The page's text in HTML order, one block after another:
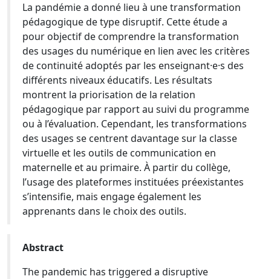
La pandémie a donné lieu à une transformation
pédagogique de type disruptif. Cette étude a
pour objectif de comprendre la transformation
des usages du numérique en lien avec les critères
de continuité adoptés par les enseignant·e·s des
différents niveaux éducatifs. Les résultats
montrent la priorisation de la relation
pédagogique par rapport au suivi du programme
ou à l’évaluation. Cependant, les transformations
des usages se centrent davantage sur la classe
virtuelle et les outils de communication en
maternelle et au primaire. À partir du collège,
l’usage des plateformes instituées préexistantes
s’intensifie, mais engage également les
apprenants dans le choix des outils.
Abstract
The pandemic has triggered a disruptive